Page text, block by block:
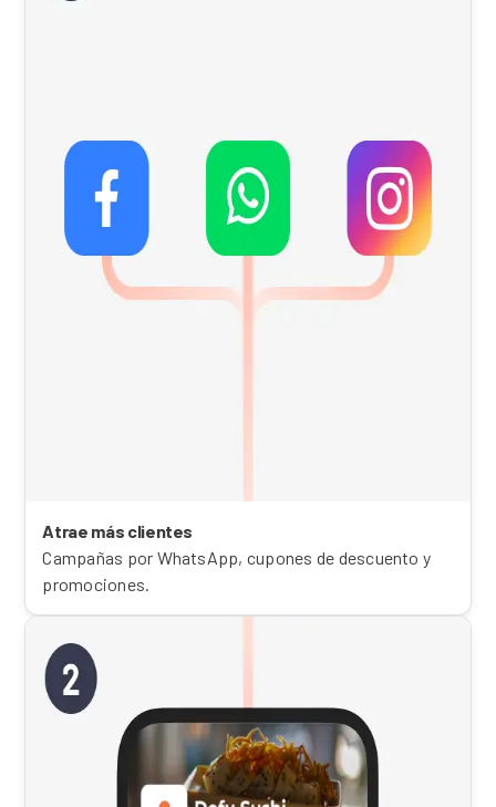
Atrae más clientes
Campañas por WhatsApp, cupones de descuento y
promociones.